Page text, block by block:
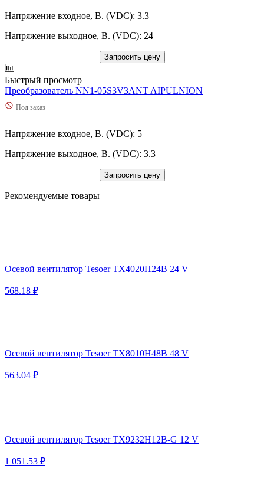
Напряжение входное, В. (VDC): 3.3
Напряжение выходное, В. (VDC): 24
Запросить цену
Быстрый просмотр
Преобразователь NN1-05S3V3ANT AIPULNION
Под заказ
Напряжение входное, В. (VDC): 5
Напряжение выходное, В. (VDC): 3.3
Запросить цену
Рекомендуемые товары
Осевой вентилятор Tesoer TX4020H24B 24 V
568.18 ₽
Осевой вентилятор Tesoer TX8010H48B 48 V
563.04 ₽
Осевой вентилятор Tesoer TX9232H12B-G 12 V
1 051.53 ₽